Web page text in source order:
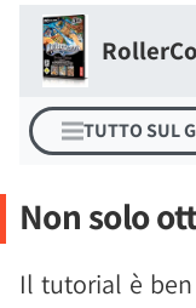
TUTTO SUL
Non solo
Il tutorial è